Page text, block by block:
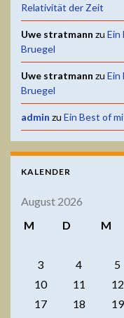
Relativität der Zeit
Uwe stratmann zu Ein
Bruegel
Uwe stratmann zu Ein
Bruegel
admin zu Ein Best of
KALENDER
August 2026
M
D M
3
4 5
10
11 12
17
18 19